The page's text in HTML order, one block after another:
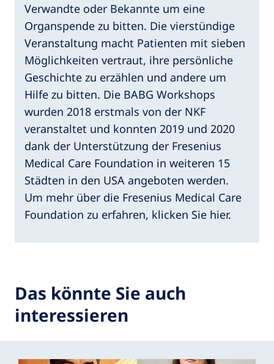
Verwandte oder Bekannte um eine
Organspende zu bitten. Die vierstündige
Veranstaltung macht Patienten mit sieben
Möglichkeiten vertraut, ihre persönliche
Geschichte zu erzählen und andere um
Hilfe zu bitten. Die BABG Workshops
wurden 2018 erstmals von der NKF
veranstaltet und konnten 2019 und 2020
dank der Unterstützung der Fresenius
Medical Care Foundation in weiteren 15
Städten in den USA angeboten werden.
Um mehr über die Fresenius Medical Care
Foundation zu erfahren, klicken Sie hier.
Das könnte Sie auch
interessieren